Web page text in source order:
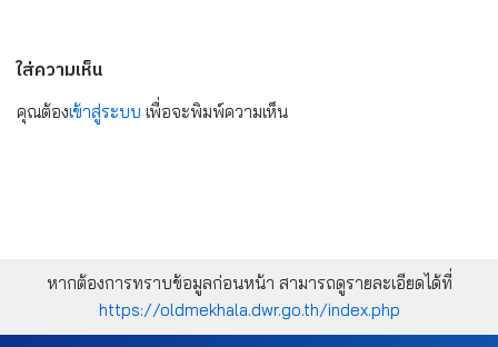
ใส่ความเห็น
คุณต้องเข้าสู่ระบบ เพื่อจะพิมพ์ความเห็น
หากต้องการทราบข้อมูลก่อนหน้า สามารถดูรายละเอียดได้ที่
https://oldmekhala.dwr.go.th/index.php